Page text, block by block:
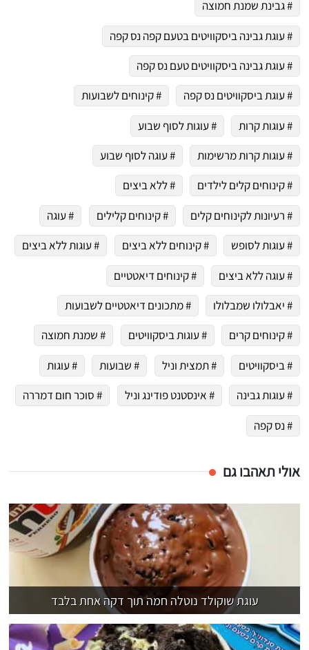
# גבינת שמנת חמוצה
# עוגת גבינה ביסקוויטים בטעם קפה נס קפה
# עוגת גבינה ביסקוויטים טעם נס קפה
# עוגת ביסקוויטים נס קפה
# קינוחים לשבועות
# עוגות קרות
# עוגות לסוף שבוע
# עוגות קרות מרשימות
# עוגה לסוף שבוע
# קינוחים קלים לילדים
# ללא ביצים
# רעיונות לקינוחים קלים
# קינוחים קלילים
# עוגה
# עוגות לסופש
# קינוחים ללא ביצים
# עוגות ללא ביצים
# עוגה ללא ביצים
# קינוחים דיאטטיים
# יאבלולו שמבלולו
# מתכונים דיאטטיים לשבועות
# קינוחים קרים
# עוגות ביסקוויטים
# שמנת חמוצה
# ביסקוויטים
# תמצית וניל # שבועות
# עוגות
# עוגות גבינה
# אינסטנט פודינג וניל
# סוכר חום דמררה
# נס קפה
אולי תאהבו גם
עוגת שוקולד נוטלה חמה תוך דקה אחת בלבד